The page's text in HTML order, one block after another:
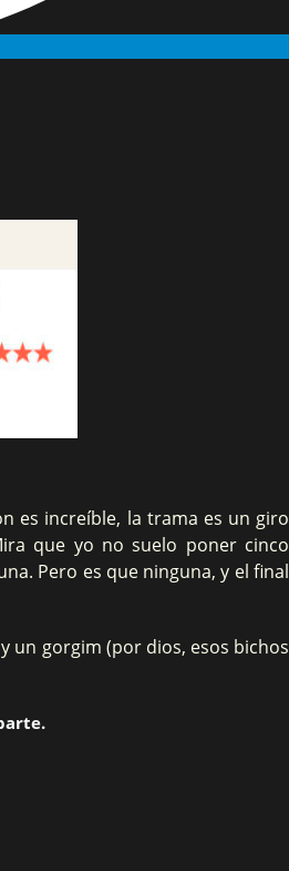
es increíble, la trama es un giro
que yo no suelo poner cinco
Pero es que ninguna, y el final
un gorgim (por dios, esos bichos